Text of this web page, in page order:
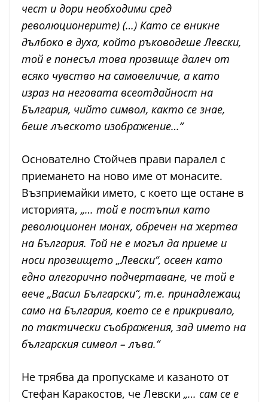
чест и дори необходими сред
революционерите) (…) Като се вникне
дълбоко в духа, който ръководеше Левски,
той е понесъл това прозвище далеч от
всяко чувство на самовеличие, а като
израз на неговата всеотдайност на
България, чийто символ, както се знае,
беше лъвското изображение…“
Основателно Стойчев прави паралел с
приемането на ново име от монасите.
Възприемайки името, с което ще остане в
историята, „… той е постъпил като
революционен монах, обречен на жертва
на България. Той не е могъл да приеме и
носи прозвището „Левски“, освен като
едно алегорично подчертаване, че той е
вече „Васил Български“, т.е. принадлежащ
само на България, което се е прикривало,
по тактически съображения, зад името на
българския символ – лъва.“
Не трябва да пропускаме и казаното от
Стефан Каракостов, че Левски „… сам се е